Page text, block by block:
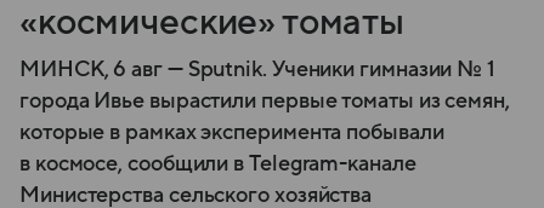
«космические» томаты
МИНСК, 6 авг — Sputnik. Ученики гимназии № 1
города Ивье вырастили первые томаты из семян,
которые в рамках эксперимента побывали
в космосе, сообщили в Telegram-канале
Министерства сельского хозяйства